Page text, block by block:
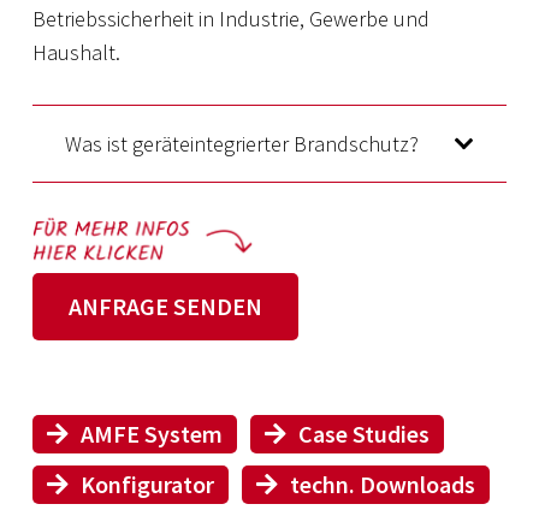
Betriebssicherheit in Industrie, Gewerbe und
Haushalt.
Was ist geräteintegrierter Brandschutz?
ANFRAGE SENDEN
AMFE System
Case Studies
Konfigurator
techn. Downloads